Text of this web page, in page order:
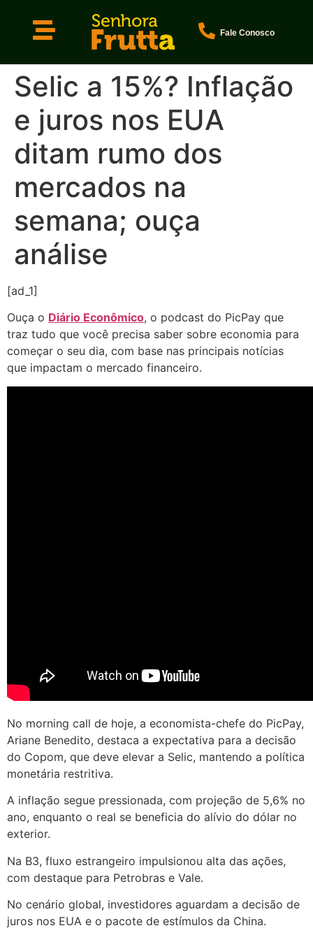
Fale Conosco
Selic a 15%? Inflação
e juros nos EUA
ditam rumo dos
mercados na
semana; ouça
análise
[ad_1]
Ouça o Diário Econômico, o podcast do PicPay que
traz tudo que você precisa saber sobre economia para
começar o seu dia, com base nas principais notícias
que impactam o mercado financeiro.
No morning call de hoje, a economista-chefe do PicPay,
Ariane Benedito, destaca a expectativa para a decisão
do Copom, que deve elevar a Selic, mantendo a política
monetária restritiva.
A inflação segue pressionada, com projeção de 5,6% no
ano, enquanto o real se beneficia do alívio do dólar no
exterior.
Na B3, fluxo estrangeiro impulsionou alta das ações,
com destaque para Petrobras e Vale.
No cenário global, investidores aguardam a decisão de
juros nos EUA e o pacote de estímulos da China.